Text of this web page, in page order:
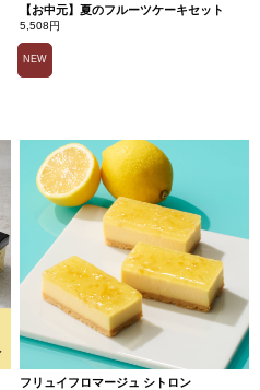
【お中元】夏のフルーツケーキセット
5,508円
NEW
フリュイフロマージュ シトロン